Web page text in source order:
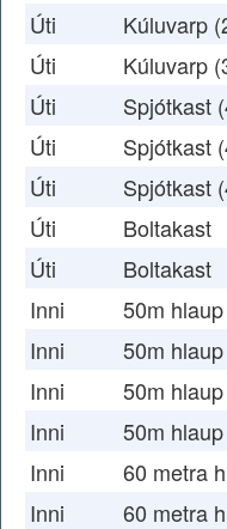
Úti Kúluvarp
Úti
Kúluvarp
Úti
Spjótkast
Úti
Spjótkast
Úti
Spjótkast
Úti
Boltakast
Úti
Boltakast
Inni
50m hlaup
Inni
50m hlaup
Inni
50m hlaup
Inni
50m hlaup
Inni
60 metra
Inni
60 metra